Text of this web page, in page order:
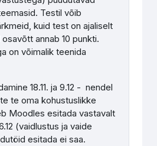
Testil võib
kuid test on ajaliselt
annab 10 punkti.
on võimalik teenida
18.11. ja 9.12 - nendel
te oma kohustuslikke
Moodles esitada vastavalt
(vaidlustus ja vaide
esitada ei saa.